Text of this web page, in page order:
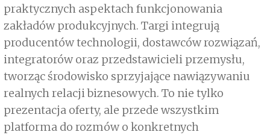
praktycznych aspektach funkcjonowania
zakładów produkcyjnych. Targi integrują
producentów technologii, dostawców rozwiązań,
integratorów oraz przedstawicieli przemysłu,
tworząc środowisko sprzyjające nawiązywaniu
realnych relacji biznesowych. To nie tylko
prezentacja oferty, ale przede wszystkim
platforma do rozmów o konkretnych